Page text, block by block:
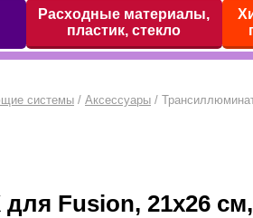
Расходные материалы,
пластик, стекло
системы / Аксессуары /
Fusion, 21х26